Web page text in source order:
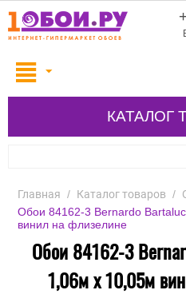
КАТАЛОГ
Главная / Каталог товаров /
Обои 84162-3 Bernardo
винил на флизелине
Обои 84162-3
1,06м х 10,05м